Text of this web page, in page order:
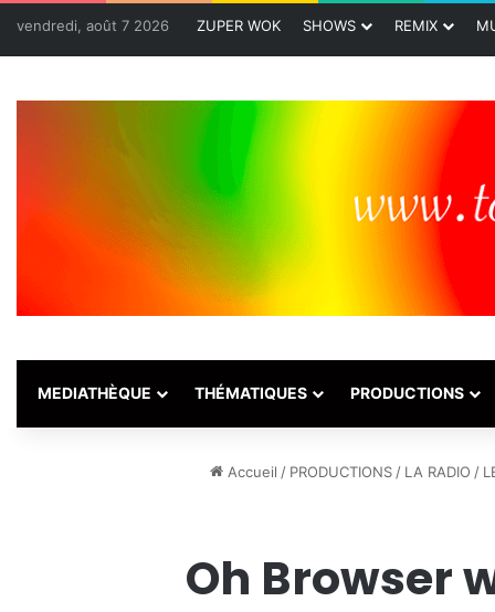
vendredi, août 7 2026 ZUPER WOK SHOWS REMIX
MEDIATHÈQUE THÉMATIQUES PRODUCTIONS
Accueil / PRODUCTIONS / LA RADIO /
Oh Browser